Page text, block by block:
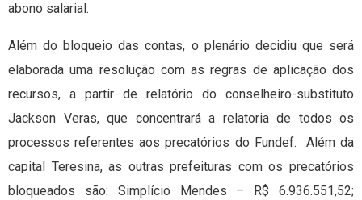
abono salarial.
Além do bloqueio das contas, o plenário decidiu que será
elaborada uma resolução com as regras de aplicação dos
recursos, a partir de relatório do conselheiro-substituto
Jackson Veras, que concentrará a relatoria de todos os
processos referentes aos precatórios do Fundef. Além da
capital Teresina, as outras prefeituras com os precatórios
bloqueados são: Simplício Mendes – R$ 6.936.551,52;